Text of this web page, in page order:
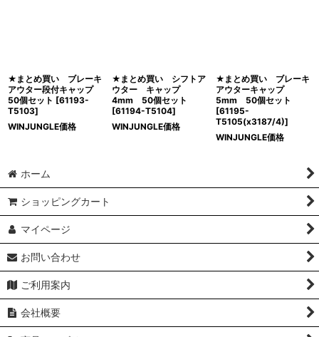
★まとめ買い ブレーキ
アウター段付キャップ
50個セット [61193-
T5103]
WINJUNGLE価格
★まとめ買い シフトア
ウター キャップ
4mm 50個セット
[61194-T5104]
WINJUNGLE価格
★まとめ買い ブレーキ
アウターキャップ
5mm 50個セット
[61195-
T5105(x3187/4)]
WINJUNGLE価格
ホーム
ショッピングカート
マイページ
お問い合わせ
ご利用案内
会社概要